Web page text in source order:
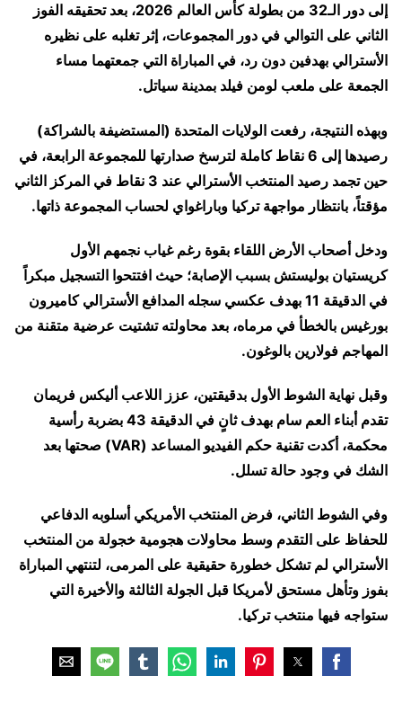
إلى دور الـ32 من بطولة كأس العالم 2026، بعد تحقيقه الفوز
الثاني على التوالي في دور المجموعات، إثر تغلبه على نظيره
الأسترالي بهدفين دون رد، في المباراة التي جمعتهما مساء
الجمعة على ملعب لومن فيلد بمدينة سياتل.
وبهذه النتيجة، رفعت الولايات المتحدة (المستضيفة بالشراكة)
رصيدها إلى 6 نقاط كاملة لترسخ صدارتها للمجموعة الرابعة، في
حين تجمد رصيد المنتخب الأسترالي عند 3 نقاط في المركز الثاني
مؤقتاً، بانتظار مواجهة تركيا وباراغواي لحساب المجموعة ذاتها.
ودخل أصحاب الأرض اللقاء بقوة رغم غياب نجمهم الأول
كريستيان بوليستش بسبب الإصابة؛ حيث افتتحوا التسجيل مبكراً
في الدقيقة 11 بهدف عكسي سجله المدافع الأسترالي كاميرون
بورغيس بالخطأ في مرماه، بعد محاولته تشتيت عرضية متقنة من
المهاجم فولارين بالوغون.
وقبل نهاية الشوط الأول بدقيقتين، عزز اللاعب أليكس فريمان
تقدم أبناء العم سام بهدف ثانٍ في الدقيقة 43 بضربة رأسية
محكمة، أكدت تقنية حكم الفيديو المساعد (VAR) صحتها بعد
الشك في وجود حالة تسلل.
وفي الشوط الثاني، فرض المنتخب الأمريكي أسلوبه الدفاعي
للحفاظ على التقدم وسط محاولات هجومية خجولة من المنتخب
الأسترالي لم تشكل خطورة حقيقية على المرمى، لتنتهي المباراة
بفوز وتأهل مستحق لأمريكا قبل الجولة الثالثة والأخيرة التي
ستواجه فيها منتخب تركيا.